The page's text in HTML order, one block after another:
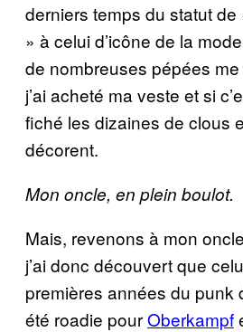
derniers temps du statut
» à celui d’icône de la
de nombreuses pépées
j’ai acheté ma veste et si
fiché les dizaines de clous
décorent.
Mon oncle, en plein boulot.
Mais, revenons à mon
j’ai donc découvert que
premières années du punk
été roadie pourOberkampf